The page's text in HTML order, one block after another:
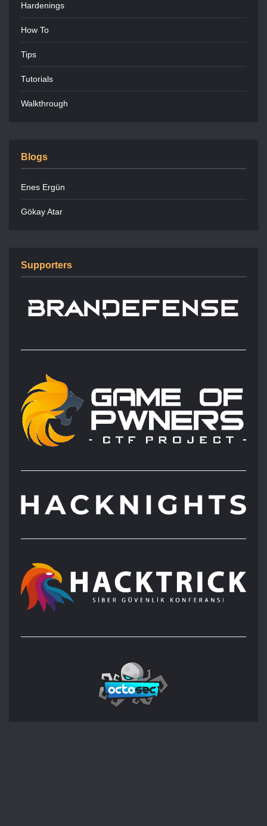
Hardenings
How To
Tips
Tutorials
Walkthrough
Blogs
Enes Ergün
Gökay Atar
Supporters